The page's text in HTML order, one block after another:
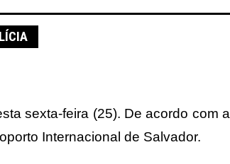
sexta-feira (25). De acordo com a
Internacional de Salvador.